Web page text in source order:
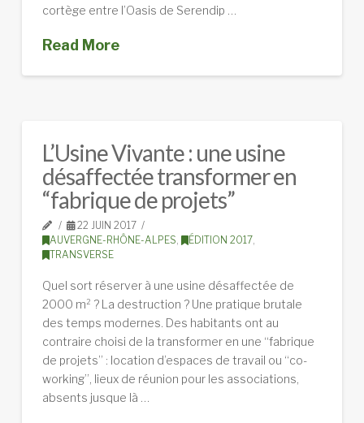
cortège entre l’Oasis de Serendip …
Read More
L’Usine Vivante : une usine
désaffectée transformer en
“fabrique de projets”
22 JUIN 2017
AUVERGNE-RHÔNE-ALPES
ÉDITION 2017,
TRANSVERSE
Quel sort réserver à une usine désaffectée de
2000 m² ? La destruction ? Une pratique brutale
des temps modernes. Des habitants ont au
contraire choisi de la transformer en une “fabrique
de projets” : location d’espaces de travail ou “co-
working”, lieux de réunion pour les associations,
absents jusque là …